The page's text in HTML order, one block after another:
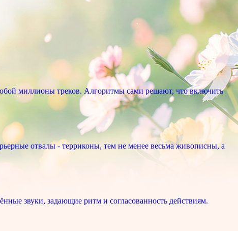
миллионы треков. Алгоритмы сами решают, что включить
отвалы - терриконы, тем не менее весьма живописны, а
звуки, задающие ритм и согласованность действиям.